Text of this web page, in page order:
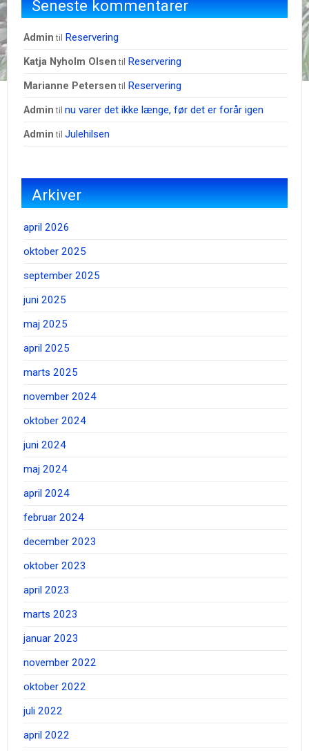
Seneste kommentarer
admin til Reservering
Katja Nyholm Olsen til Reservering
Marianne Petersen til Reservering
admin til nu varer det ikke længe, før det er forår igen
admin til Julehilsen
Arkiver
april 2026
oktober 2025
september 2025
juni 2025
maj 2025
april 2025
marts 2025
november 2024
oktober 2024
juni 2024
maj 2024
april 2024
februar 2024
december 2023
oktober 2023
april 2023
marts 2023
januar 2023
november 2022
oktober 2022
juli 2022
april 2022